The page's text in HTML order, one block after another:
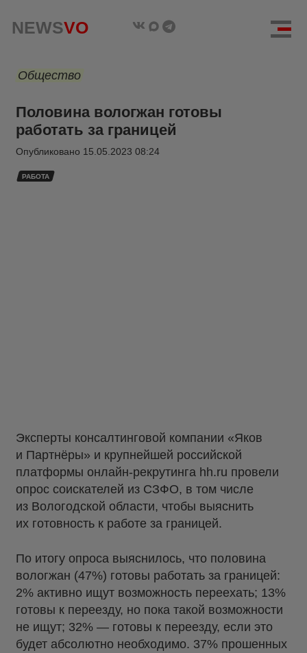
NEWSVO
Общество
Половина вологжан готовы
работать за границей
Опубликовано 15.05.2023 08:24
РАБОТА
Эксперты консалтинговой компании «Яков
и Партнёры» и крупнейшей российской
платформы онлайн-рекрутинга hh.ru провели
опрос соискателей из СЗФО, в том числе
из Вологодской области, чтобы выяснить
их готовность к работе за границей.
По итогу опроса выяснилось, что половина
вологжан (47%) готовы работать за границей:
2% активно ищут возможность переехать; 13%
готовы к переезду, но пока такой возможности
не ищут; 32% — готовы к переезду, если это
будет абсолютно необходимо. 37% прошенных